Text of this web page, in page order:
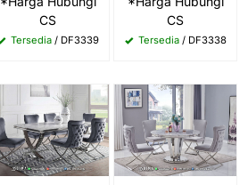
CS
Tersedia/ DF3339
CS
Tersedia/ DF3338